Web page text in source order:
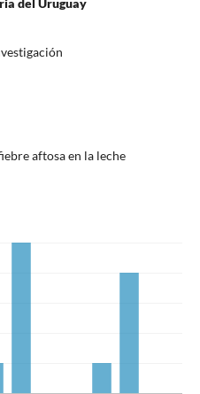
del Uruguay
aftosa en la leche